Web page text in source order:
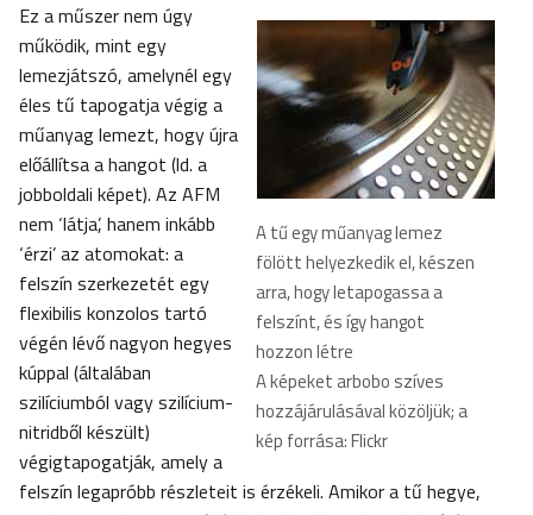
A tű egy műanyag lemez
fölött helyezkedik el, készen
arra, hogy letapogassa a
felszínt, és így hangot
hozzon létre
A képeket arbobo szíves
hozzájárulásával közöljük; a
kép forrása: Flickr
Ez a műszer nem úgy
működik, mint egy
lemezjátszó, amelynél egy
éles tű tapogatja végig a
műanyag lemezt, hogy újra
előállítsa a hangot (ld. a
jobboldali képet). Az AFM
nem ‘látja’, hanem inkább
‘érzi’ az atomokat: a
felszín szerkezetét egy
flexibilis konzolos tartó
végén lévő nagyon hegyes
kúppal (általában
szilíciumból vagy szilícium-
nitridből készült)
végigtapogatják, amely a
felszín legapróbb részleteit is érzékeli. Amikor a tű hegye,